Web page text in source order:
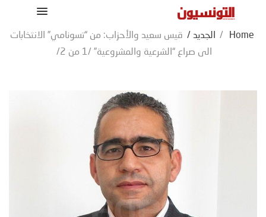
Home
/ الجديد / قيس سعيد والأحزاب: من “تسونامي” الانتخابات
الى صراع “الشرعية والمشروعية” /1 من 2/